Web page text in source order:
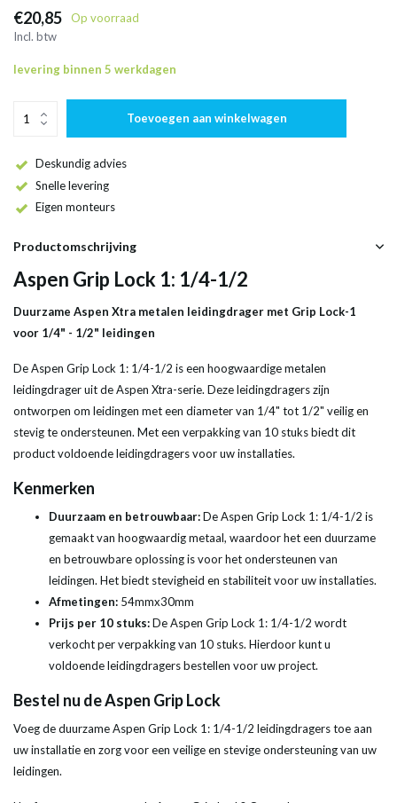
€20,85
Op voorraad
Incl. btw
levering binnen 5 werkdagen
Toevoegen aan winkelwagen
Deskundig advies
Snelle levering
Eigen monteurs
Productomschrijving
Aspen Grip Lock 1: 1/4-1/2
Duurzame Aspen Xtra metalen leidingdrager met Grip Lock-1
voor 1/4" - 1/2" leidingen
De Aspen Grip Lock 1: 1/4-1/2 is een hoogwaardige metalen
leidingdrager uit de Aspen Xtra-serie. Deze leidingdragers zijn
ontworpen om leidingen met een diameter van 1/4" tot 1/2" veilig en
stevig te ondersteunen. Met een verpakking van 10 stuks biedt dit
product voldoende leidingdragers voor uw installaties.
Kenmerken
Duurzaam en betrouwbaar:De Aspen Grip Lock 1: 1/4-1/2 is
gemaakt van hoogwaardig metaal, waardoor het een duurzame
en betrouwbare oplossing is voor het ondersteunen van
leidingen. Het biedt stevigheid en stabiliteit voor uw installaties.
Afmetingen: 54mmx30mm
Prijs per 10 stuks:De Aspen Grip Lock 1: 1/4-1/2 wordt
verkocht per verpakking van 10 stuks. Hierdoor kunt u
voldoende leidingdragers bestellen voor uw project.
Bestel nu de Aspen Grip Lock
Voeg de duurzame Aspen Grip Lock 1: 1/4-1/2 leidingdragers toe aan
uw installatie en zorg voor een veilige en stevige ondersteuning van uw
leidingen.